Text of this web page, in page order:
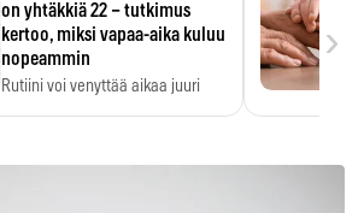
on yhtäkkiä 22 – tutkimus
kertoo, miksi vapaa-aika kuluu
nopeammin
Rutiini voi venyttää aikaa juuri
›